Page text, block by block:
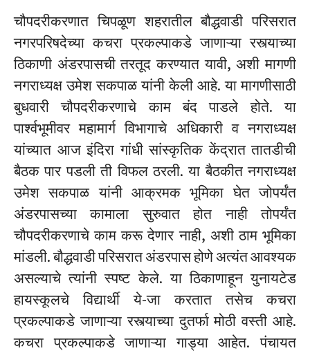
चौपदरीकरणात चिपळूण शहरातील बौद्धवाडी परिसरात
नगरपरिषदेच्या कचरा प्रकल्पाकडे जाणाऱ्या रस्त्याच्या
ठिकाणी अंडरपासची तरतूद करण्यात यावी, अशी मागणी
नगराध्यक्ष उमेश सकपाळ यांनी केली आहे. या मागणीसाठी
बुधवारी चौपदरीकरणाचे काम बंद पाडले होते. या
पार्श्वभूमीवर महामार्ग विभागाचे अधिकारी व नगराध्यक्ष
यांच्यात आज इंदिरा गांधी सांस्कृतिक केंद्रात तातडीची
बैठक पार पडली ती विफल ठरली. या बैठकीत नगराध्यक्ष
उमेश सकपाळ यांनी आक्रमक भूमिका घेत जोपर्यंत
अंडरपासच्या कामाला सुरुवात होत नाही तोपर्यंत
चौपदरीकरणाचे काम करू देणार नाही, अशी ठाम भूमिका
मांडली. बौद्धवाडी परिसरात अंडरपास होणे अत्यंत आवश्यक
असल्याचे त्यांनी स्पष्ट केले. या ठिकाणाहून युनायटेड
हायस्कूलचे विद्यार्थी ये-जा करतात तसेच कचरा
प्रकल्पाकडे जाणाऱ्या रस्त्याच्या दुतर्फा मोठी वस्ती आहे.
कचरा प्रकल्पाकडे जाणाऱ्या गाड्या आहेत. पंचायत